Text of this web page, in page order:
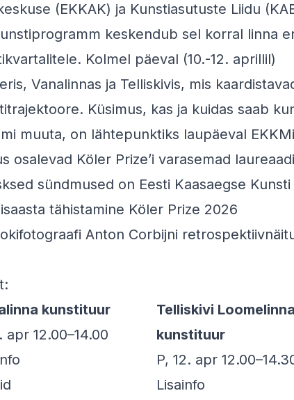
(EKKAK) ja Kunstiasutuste Liidu
keskendub sel korral linna
Kolmel päeval (10.-12. aprillil)
Vanalinnas ja Telliskivis, mis
Küsimus, kas ja kuidas saab
muuta, on lähtepunktiks laupäeval
osalevad Köler Prize’i varasemad
sündmused on Eesti Kaasaegse Kunsti
tähistamine Köler Prize 2026
Anton Corbijni
kunstituur
apr 12.00–14.00
Telliskivi
kunstituur
P, 12. apr
Lisainfo